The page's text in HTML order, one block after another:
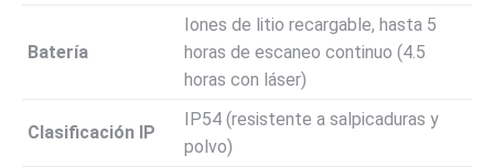
Batería
Iones de litio recargable, hasta 5
horas de escaneo continuo (4.5
horas con láser)
Clasificación IP
IP54 (resistente a salpicaduras y
polvo)